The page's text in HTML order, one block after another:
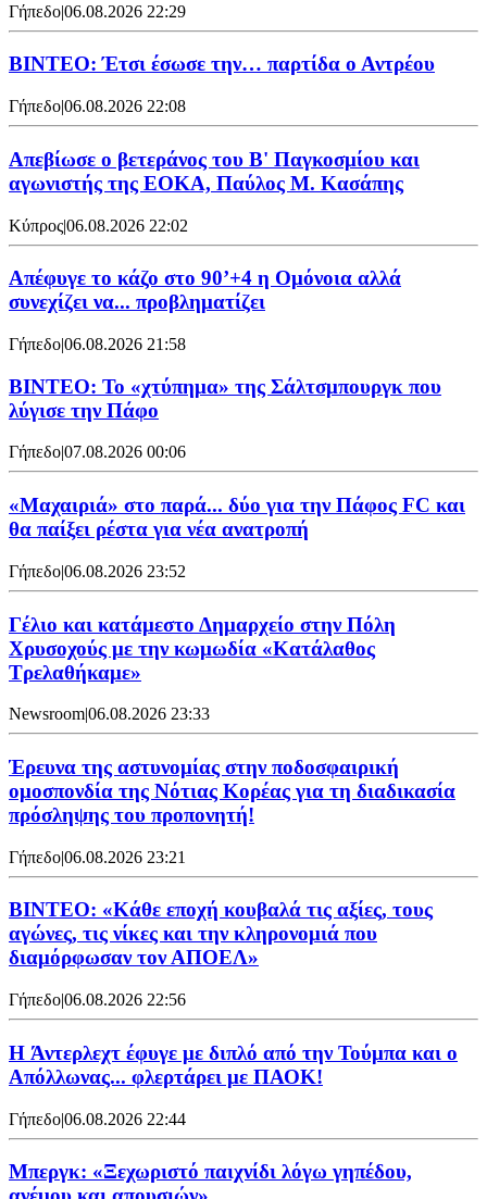
Γήπεδο|06.08.2026 22:29
ΒΙΝΤΕΟ: Έτσι έσωσε την… παρτίδα ο Αντρέου
Γήπεδο|06.08.2026 22:08
Απεβίωσε ο βετεράνος του Β' Παγκοσμίου και
αγωνιστής της ΕΟΚΑ, Παύλος Μ. Κασάπης
Κύπρος|06.08.2026 22:02
Απέφυγε το κάζο στο 90’+4 η Ομόνοια αλλά
συνεχίζει να... προβληματίζει
Γήπεδο|06.08.2026 21:58
ΒΙΝΤΕΟ: Το «χτύπημα» της Σάλτσμπουργκ που
λύγισε την Πάφο
Γήπεδο|07.08.2026 00:06
«Μαχαιριά» στο παρά... δύο για την Πάφος FC και
θα παίξει ρέστα για νέα ανατροπή
Γήπεδο|06.08.2026 23:52
Γέλιο και κατάμεστο Δημαρχείο στην Πόλη
Χρυσοχούς με την κωμωδία «Κατάλαθος
Τρελαθήκαμε»
Newsroom|06.08.2026 23:33
Έρευνα της αστυνομίας στην ποδοσφαιρική
ομοσπονδία της Νότιας Κορέας για τη διαδικασία
πρόσληψης του προπονητή!
Γήπεδο|06.08.2026 23:21
ΒΙΝΤΕΟ: «Κάθε εποχή κουβαλά τις αξίες, τους
αγώνες, τις νίκες και την κληρονομιά που
διαμόρφωσαν τον ΑΠΟΕΛ»
Γήπεδο|06.08.2026 22:56
H Άντερλεχτ έφυγε με διπλό από την Τούμπα και ο
Απόλλωνας... φλερτάρει με ΠΑΟΚ!
Γήπεδο|06.08.2026 22:44
Μπεργκ: «Ξεχωριστό παιχνίδι λόγω γηπέδου,